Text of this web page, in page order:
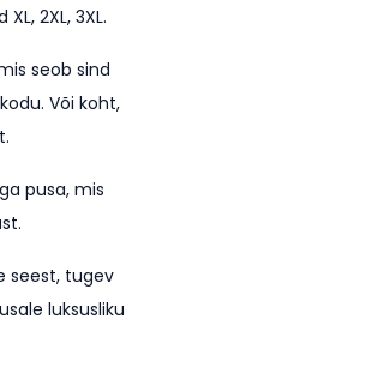
2XL, 3XL.
seob sind
Või koht,
pusa, mis
seest, tugev
luksusliku